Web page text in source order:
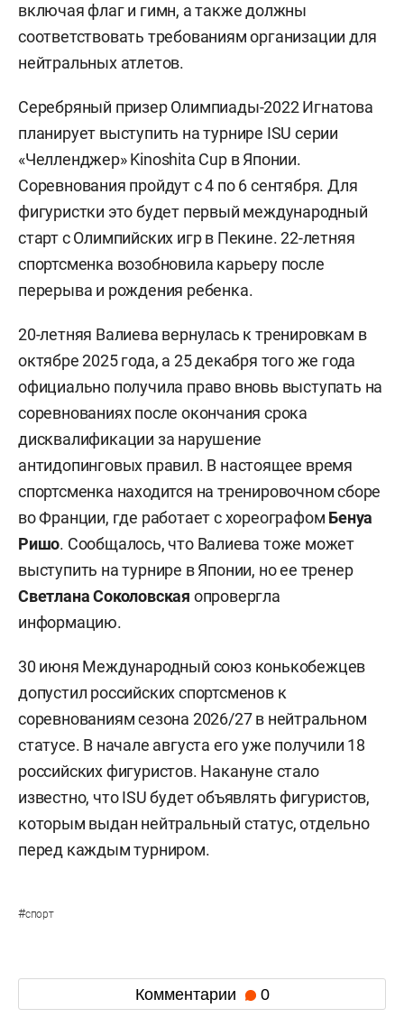
включая флаг и гимн, а также должны
соответствовать требованиям организации для
нейтральных атлетов.
Серебряный призер Олимпиады-2022 Игнатова
планирует выступить на турнире ISU серии
«Челленджер» Kinoshita Cup в Японии.
Соревнования пройдут с 4 по 6 сентября. Для
фигуристки это будет первый международный
старт с Олимпийских игр в Пекине. 22-летняя
спортсменка возобновила карьеру после
перерыва и рождения ребенка.
20-летняя Валиева вернулась к тренировкам в
октябре 2025 года, а 25 декабря того же года
официально получила право вновь выступать на
соревнованиях после окончания срока
дисквалификации за нарушение
антидопинговых правил. В настоящее время
спортсменка находится на тренировочном сборе
во Франции, где работает с хореографом Бенуа
Ришо. Сообщалось, что Валиева тоже может
выступить на турнире в Японии, но ее тренер
Светлана Соколовская опровергла
информацию.
30 июня Международный союз конькобежцев
допустил российских спортсменов к
соревнованиям сезона 2026/27 в нейтральном
статусе. В начале августа его уже получили 18
российских фигуристов. Накануне стало
известно, что ISU будет объявлять фигуристов,
которым выдан нейтральный статус, отдельно
перед каждым турниром.
#спорт
Комментарии 0